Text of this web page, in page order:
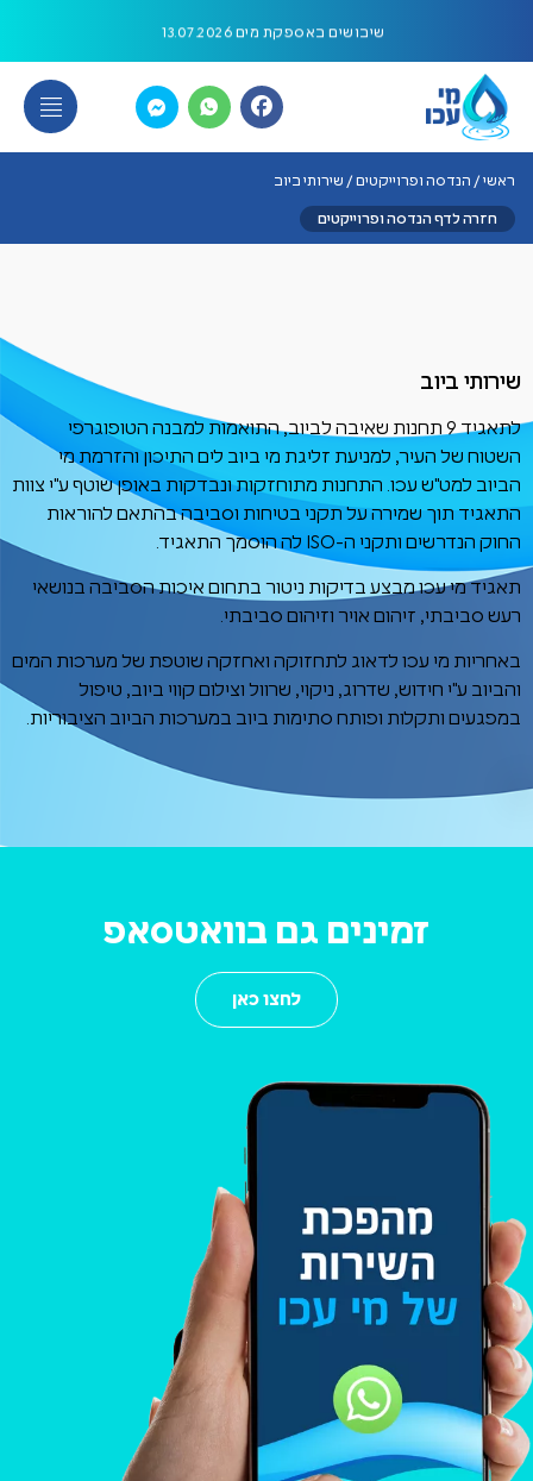
שיבושים באספקת מים 13.07.2026
הפסקת מים 5/7/26
הודעה לציבור 12/7/26 משרדי התאגיד סגורים
הודעה על עבודות ביוב והגבלת כניסת רכבים בתאריך 13/4/2026 עד
הפסקת מים 15/4/2026
קבלת קהל ביום שני 03/08/26
ראשי/ הנדסה ופרוייקטים/ שירותי ביוב
חזרה לדף הנדסה ופרוייקטים
שירותי ביוב
לתאגיד 9 תחנות שאיבה לביוב, התואמות למבנה הטופוגרפי
השטוח של העיר, למניעת זליגת מי ביוב לים התיכון והזרמת מי
הביוב למט"ש עכו. התחנות מתוחזקות ונבדקות באופן שוטף ע"י צוות
התאגיד תוך שמירה על תקני בטיחות וסביבה בהתאם להוראות
החוק הנדרשים ותקני ה-ISO לה הוסמך התאגיד.
תאגיד מי עכו מבצע בדיקות ניטור בתחום איכות הסביבה בנושאי
רעש סביבתי, זיהום אויר וזיהום סביבתי.
באחריות מי עכו לדאוג לתחזוקה ואחזקה שוטפת של מערכות המים
והביוב ע"י חידוש, שדרוג, ניקוי, שרוול וצילום קווי ביוב, טיפול
במפגעים ותקלות ופותח סתימות ביוב במערכות הביוב הציבוריות.
זמינים גם בוואטסאפ
לחצו כאן